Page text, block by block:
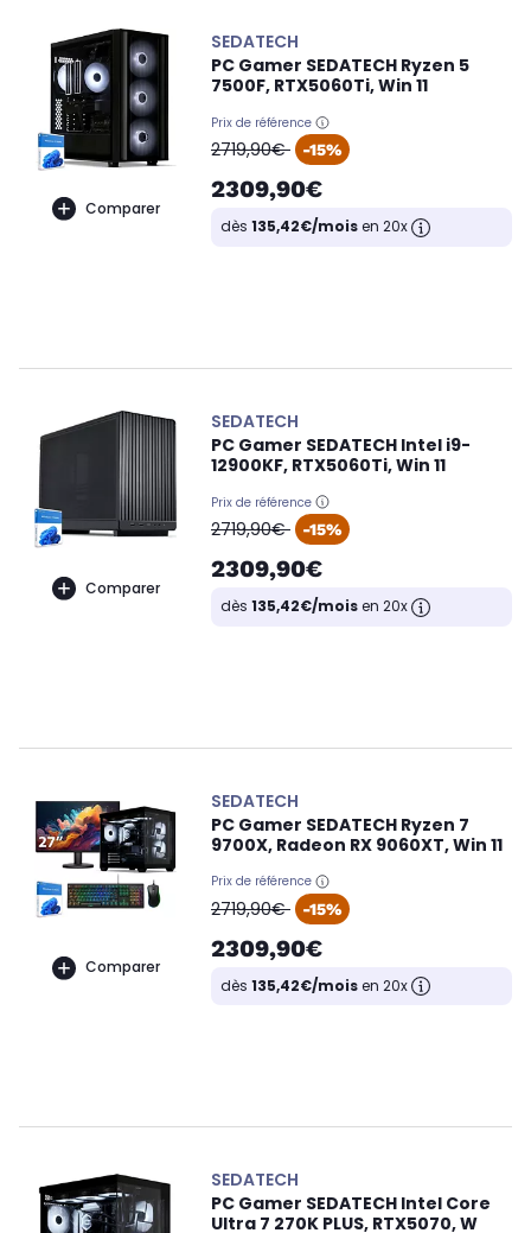
Comparer
SEDATECH
PC Gamer SEDATECH Ryzen 5
7500F, RTX5060Ti, Win 11
Prix de référence
oldPrice
2719,90€ -15%
2309,90€
dès 135,42€/moisen 20x
Comparer
SEDATECH
PC Gamer SEDATECH Intel i9-
12900KF, RTX5060Ti, Win 11
Prix de référence
oldPrice
2719,90€ -15%
2309,90€
dès 135,42€/moisen 20x
Comparer
SEDATECH
PC Gamer SEDATECH Ryzen 7
9700X, Radeon RX 9060XT, Win 11
Prix de référence
oldPrice
2719,90€ -15%
2309,90€
dès 135,42€/moisen 20x
SEDATECH
PC Gamer SEDATECH Intel Core
Ultra 7 270K PLUS, RTX5070, W